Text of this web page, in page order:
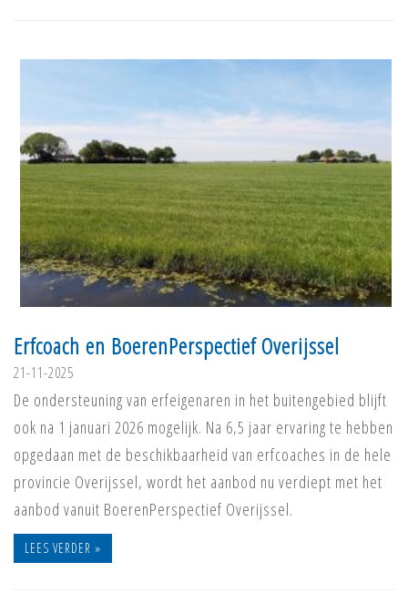
Erfcoach en BoerenPerspectief Overijssel
21-11-2025
De ondersteuning van erfeigenaren in het buitengebied blijft
ook na 1 januari 2026 mogelijk. Na 6,5 jaar ervaring te hebben
opgedaan met de beschikbaarheid van erfcoaches in de hele
provincie Overijssel, wordt het aanbod nu verdiept met het
aanbod vanuit BoerenPerspectief Overijssel.
LEES VERDER »